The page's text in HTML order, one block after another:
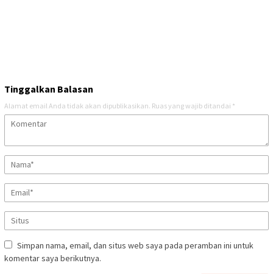
Tinggalkan Balasan
Alamat email Anda tidak akan dipublikasikan. Ruas yang wajib ditandai *
Simpan nama, email, dan situs web saya pada peramban ini untuk
komentar saya berikutnya.